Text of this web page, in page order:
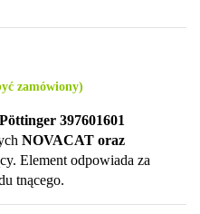
zamówiony)
397601601
NOVACAT oraz
Element odpowiada za
tnącego.